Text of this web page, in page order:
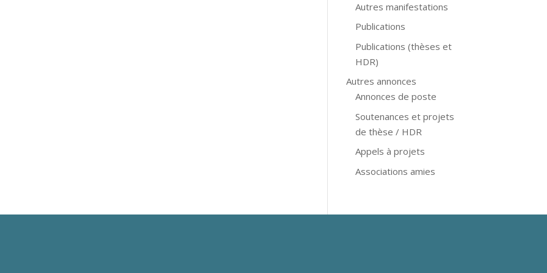
Autres manifestations
Publications
Publications (thèses et
HDR)
Autres annonces
Annonces de poste
Soutenances et projets
de thèse / HDR
Appels à projets
Associations amies